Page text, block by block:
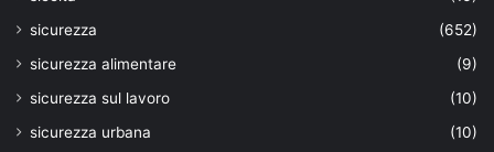
sicurezza
(652)
sicurezza alimentare
(9)
sicurezza sul lavoro
(10)
sicurezza urbana
(10)